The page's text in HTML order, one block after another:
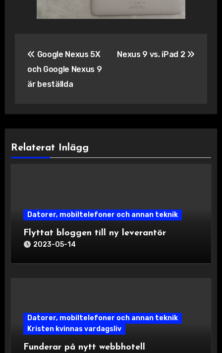
Google Nexus 5X
och Google Nexus 9
är beställda
Nexus 9 vs. iPad 2
Relaterat Inlägg
Datorer, mobiltelefoner och annan teknik
Flyttat bloggen till ny leverantör
2023-05-14
Datorer, mobiltelefoner och annan teknik
Kristen kvinnas vardagsliv
Funderar på nytt webbhotell